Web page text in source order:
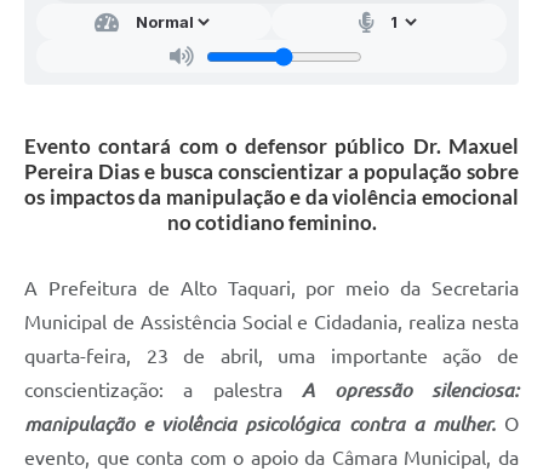
Evento contará com o defensor público Dr. Maxuel
Pereira Dias e busca conscientizar a população sobre
os impactos da manipulação e da violência emocional
no cotidiano feminino.
A Prefeitura de Alto Taquari, por meio da Secretaria
Municipal de Assistência Social e Cidadania, realiza nesta
quarta-feira, 23 de abril, uma importante ação de
conscientização: a palestraA opressão silenciosa:
manipulação e violência psicológica contra a mulher. O
evento, que conta com o apoio da Câmara Municipal, da